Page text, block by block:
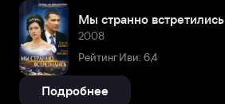
Мы странно встретились
2008
Рейтинг Иви: 6,4
Подробнее